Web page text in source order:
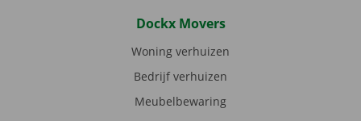
Dockx Movers
Woning verhuizen
Bedrijf verhuizen
Meubelbewaring